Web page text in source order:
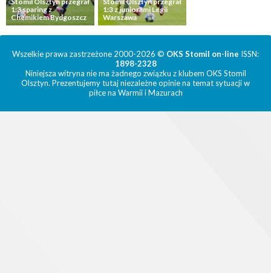
1:3 sparing z
Chemikiem Bydgoszcz
1:3 z juniorami Legii
Warszawa
Wszelkie prawa zastrzeżone 2000-2026 © OKS Stomil on-line ISSN:
1898-2328
Niniejsza witryna nie ma żadnego związku z klubem OKS Stomil
Olsztyn. Prezentujemy tutaj niezależne opinie na temat sytuacji w
piłce na Warmii i Mazurach